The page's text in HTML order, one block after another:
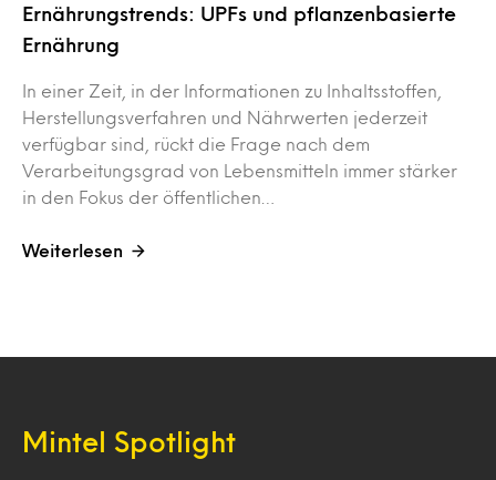
Ernährungstrends: UPFs und pflanzenbasierte
Ernährung
In einer Zeit, in der Informationen zu Inhaltsstoffen,
Herstellungsverfahren und Nährwerten jederzeit
verfügbar sind, rückt die Frage nach dem
Verarbeitungsgrad von Lebensmitteln immer stärker
in den Fokus der öffentlichen…
Weiterlesen
Mintel Spotlight